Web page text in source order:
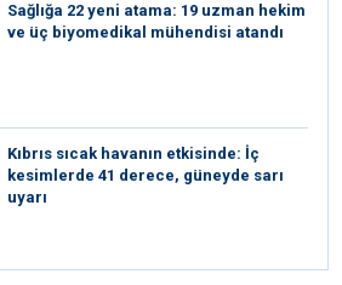
Sağlığa 22 yeni atama: 19 uzman hekim
ve üç biyomedikal mühendisi atandı
Kıbrıs sıcak havanın etkisinde: İç
kesimlerde 41 derece, güneyde sarı
uyarı